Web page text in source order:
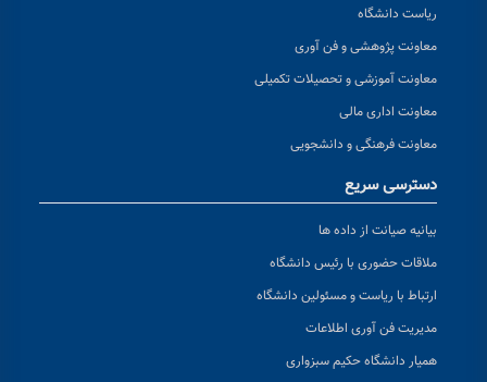
ریاست دانشگاه
معاونت پژوهشی و فن آوری
معاونت آموزشی و تحصیلات تکمیلی
معاونت اداری مالی
معاونت فرهنگی و دانشجویی
دسترسی سریع
بیانیه صیانت از داده ها
ملاقات حضوری با رئیس دانشگاه
ارتباط با ریاست و مسئولین دانشگاه
مدیریت فن آوری اطلاعات
همیار دانشگاه حکیم سبزواری